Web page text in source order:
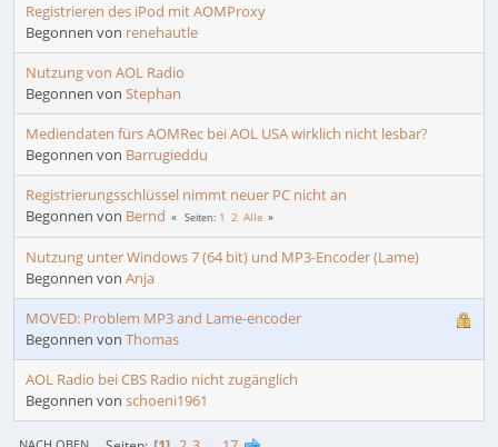
Registrieren des iPod mit AOMProxy
Begonnen von renehautle
Nutzung von AOL Radio
Begonnen von Stephan
Mediendaten fürs AOMRec bei AOL USA wirklich nicht lesbar?
Begonnen von Barrugieddu
Registrierungsschlüssel nimmt neuer PC nicht an
Begonnen von Bernd Seiten 1 2 Alle
Nutzung unter Windows 7 (64 bit) und MP3-Encoder (Lame)
Begonnen von Anja
MOVED: Problem MP3 and Lame-encoder
Begonnen von Thomas
AOL Radio bei CBS Radio nicht zugänglich
Begonnen von schoeni1961